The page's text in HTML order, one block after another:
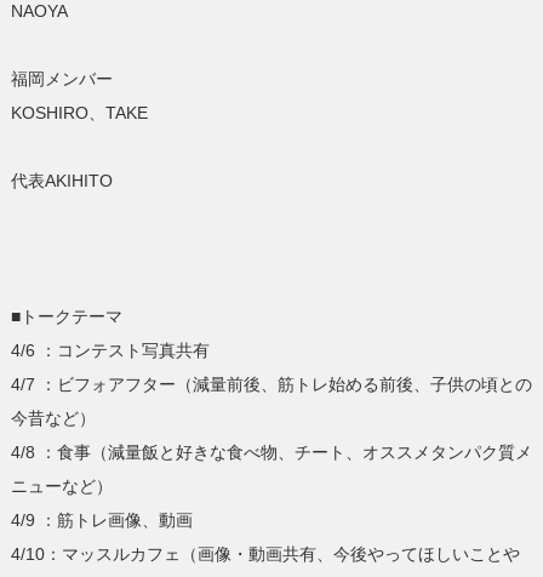
NAOYA
福岡メンバー
KOSHIRO、TAKE
代表AKIHITO
■トークテーマ
4/6 ：コンテスト写真共有
4/7 ：ビフォアフター（減量前後、筋トレ始める前後、子供の頃との
今昔など）
4/8 ：食事（減量飯と好きな食べ物、チート、オススメタンパク質メ
ニューなど）
4/9 ：筋トレ画像、動画
4/10：マッスルカフェ（画像・動画共有、今後やってほしいことや